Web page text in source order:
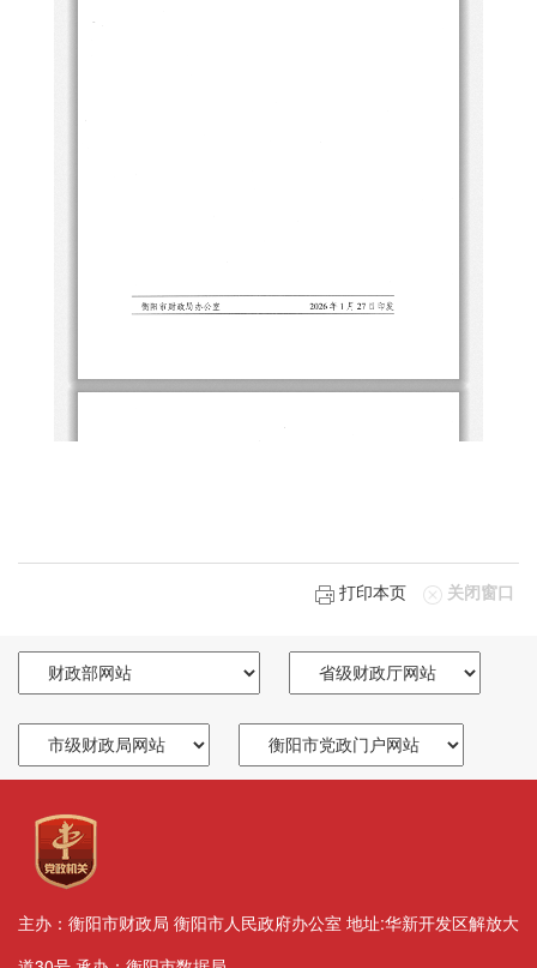
打印本页 关闭窗口
主办：衡阳市财政局 衡阳市人民政府办公室 地址:华新开发区解放大